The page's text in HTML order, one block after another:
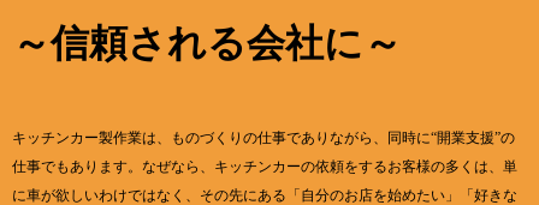
～信頼される会社に～
キッチンカー製作業は、ものづくりの仕事でありながら、同時に“開業支援”の
仕事でもあります。なぜなら、キッチンカーの依頼をするお客様の多くは、単
に車が欲しいわけではなく、その先にある「自分のお店を始めたい」「好きな